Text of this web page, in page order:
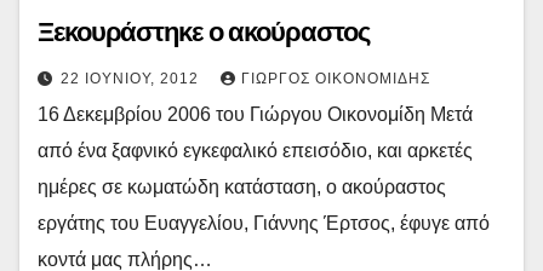
Ξεκουράστηκε ο ακούραστος
22 ΙΟΥΝΊΟΥ, 2012 ΓΙΏΡΓΟΣ ΟΙΚΟΝΟΜΊΔΗΣ
16 Δεκεμβρίου 2006 του Γιώργου Οικονομίδη Μετά
από ένα ξαφνικό εγκεφαλικό επεισόδιο, και αρκετές
ημέρες σε κωματώδη κατάσταση, ο ακούραστος
εργάτης του Ευαγγελίου, Γιάννης Έρτσος, έφυγε από
κοντά μας πλήρης…